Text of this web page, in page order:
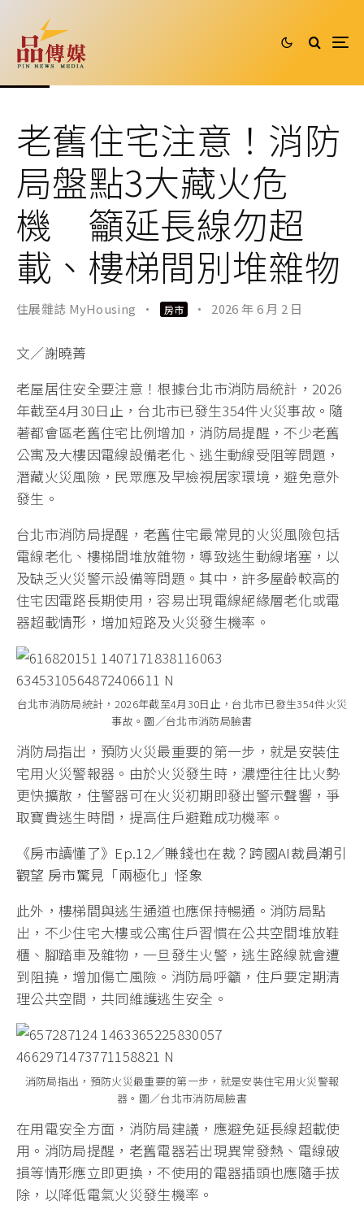
老舊住宅注意！消防
局盤點3大藏火危
機 籲延長線勿超
載、樓梯間別堆雜物
住展雜誌 MyHousing · 房市 · 2026 年 6 月 2 日
文／謝曉菁
老屋居住安全要注意！根據台北市消防局統計，2026
年截至4月30日止，台北市已發生354件火災事故。隨
著都會區老舊住宅比例增加，消防局提醒，不少老舊
公寓及大樓因電線設備老化、逃生動線受阻等問題，
潛藏火災風險，民眾應及早檢視居家環境，避免意外
發生。
台北市消防局提醒，老舊住宅最常見的火災風險包括
電線老化、樓梯間堆放雜物，導致逃生動線堵塞，以
及缺乏火災警示設備等問題。其中，許多屋齡較高的
住宅因電路長期使用，容易出現電線絕緣層老化或電
器超載情形，增加短路及火災發生機率。
台北市消防局統計，2026年截至4月30日止，台北市已發生354件火災
事故。圖／台北市消防局臉書
消防局指出，預防火災最重要的第一步，就是安裝住
宅用火災警報器。由於火災發生時，濃煙往往比火勢
更快擴散，住警器可在火災初期即發出警示聲響，爭
取寶貴逃生時間，提高住戶避難成功機率。
《房市讀懂了》Ep.12／賺錢也在裁？跨國AI裁員潮引
觀望 房市驚見「兩極化」怪象
此外，樓梯間與逃生通道也應保持暢通。消防局點
出，不少住宅大樓或公寓住戶習慣在公共空間堆放鞋
櫃、腳踏車及雜物，一旦發生火警，逃生路線就會遭
到阻撓，增加傷亡風險。消防局呼籲，住戶要定期清
理公共空間，共同維護逃生安全。
消防局指出，預防火災最重要的第一步，就是安裝住宅用火災警報
器。圖／台北市消防局臉書
在用電安全方面，消防局建議，應避免延長線超載使
用。消防局提醒，老舊電器若出現異常發熱、電線破
損等情形應立即更換，不使用的電器插頭也應隨手拔
除，以降低電氣火災發生機率。